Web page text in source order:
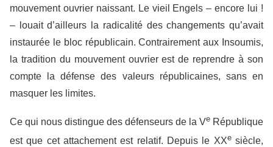
mouvement ouvrier naissant. Le vieil Engels – encore lui !
– louait d’ailleurs la radicalité des changements qu’avait
instaurée le bloc républicain. Contrairement aux Insoumis,
la tradition du mouvement ouvrier est de reprendre à son
compte la défense des valeurs républicaines, sans en
masquer les limites.
Ce qui nous distingue des défenseurs de la Ve République
est que cet attachement est relatif. Depuis le XXesiècle,